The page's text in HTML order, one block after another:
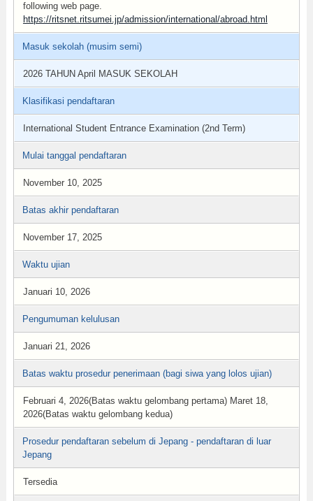
following web page.
https://ritsnet.ritsumei.jp/admission/international/abroad.html
Masuk sekolah (musim semi)
2026 TAHUN April MASUK SEKOLAH
Klasifikasi pendaftaran
International Student Entrance Examination (2nd Term)
Mulai tanggal pendaftaran
November 10, 2025
Batas akhir pendaftaran
November 17, 2025
Waktu ujian
Januari 10, 2026
Pengumuman kelulusan
Januari 21, 2026
Batas waktu prosedur penerimaan (bagi siwa yang lolos ujian)
Februari 4, 2026(Batas waktu gelombang pertama) Maret 18,
2026(Batas waktu gelombang kedua)
Prosedur pendaftaran sebelum di Jepang - pendaftaran di luar
Jepang
Tersedia